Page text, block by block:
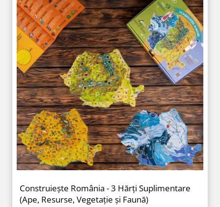
Construiește România - 3 Hărți Suplimentare
(Ape, Resurse, Vegetație și Faună)